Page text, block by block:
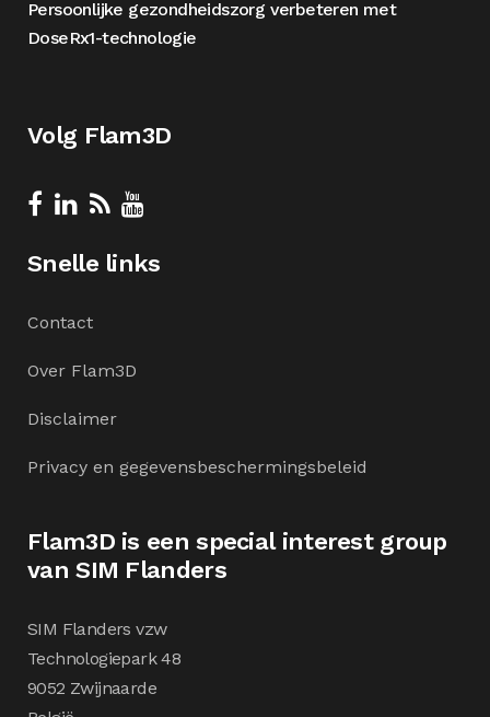
Persoonlijke gezondheidszorg verbeteren met
DoseRx1-technologie
Volg Flam3D
Snelle links
Contact
Over Flam3D
Disclaimer
Privacy en gegevensbeschermingsbeleid
Flam3D is een special interest group
van SIM Flanders
SIM Flanders vzw
Technologiepark 48
9052 Zwijnaarde